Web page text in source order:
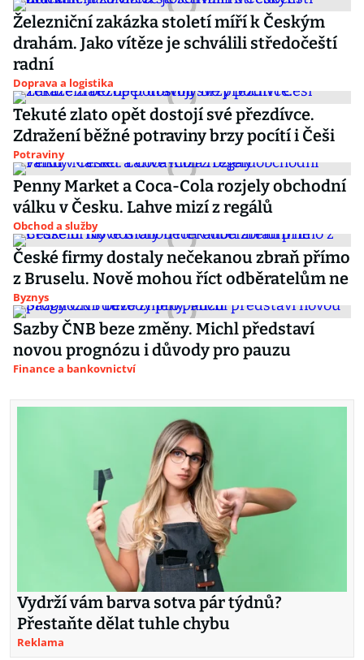
Železniční zakázka století míří k Českým
drahám. Jako vítěze je schválili středočeští
radní
Doprava a logistika
Tekuté zlato opět dostojí své přezdívce.
Zdražení běžné potraviny brzy pocítí i Češi
Potraviny
Penny Market a Coca-Cola rozjely obchodní
válku v Česku. Lahve mizí z regálů
Obchod a služby
České firmy dostaly nečekanou zbraň přímo
z Bruselu. Nově mohou říct odběratelům ne
Byznys
Sazby ČNB beze změny. Michl představí
novou prognózu i důvody pro pauzu
Finance a bankovnictví
Vydrží vám barva sotva pár týdnů?
Přestaňte dělat tuhle chybu
Reklama